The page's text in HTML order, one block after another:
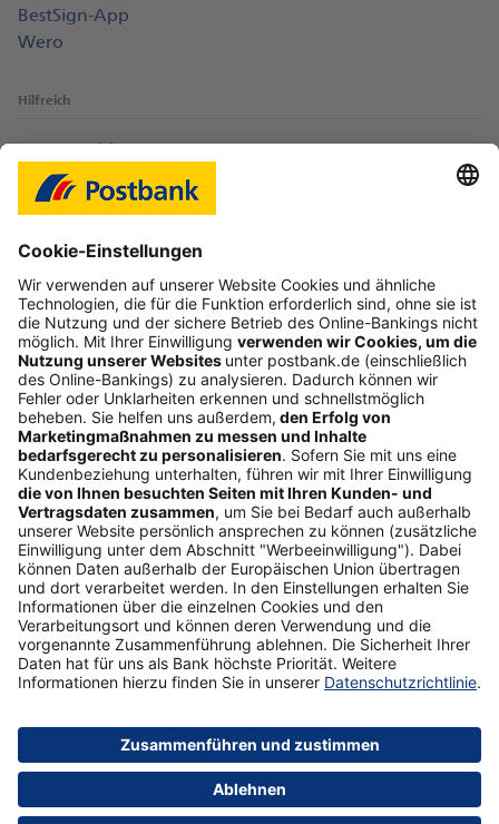
BestSign-App
Wero
Hilfreich
Login-Probleme
Karte sperren
Kontakt
myBHW
Interessant
Freundschaftswerbung
Schufa-Auskunft
Soziales Engagement
Nachhaltigkeit
ETF-Sparplanrechner
Beliebt
Umzugskredit
Gemeinschaftskonto
ETFs
Gehaltskonto
Anschlussfinanzierung
Vertrag widerrufen Sicherheit Impressum
Datenschutz Barrierefreiheit AGB Formulare